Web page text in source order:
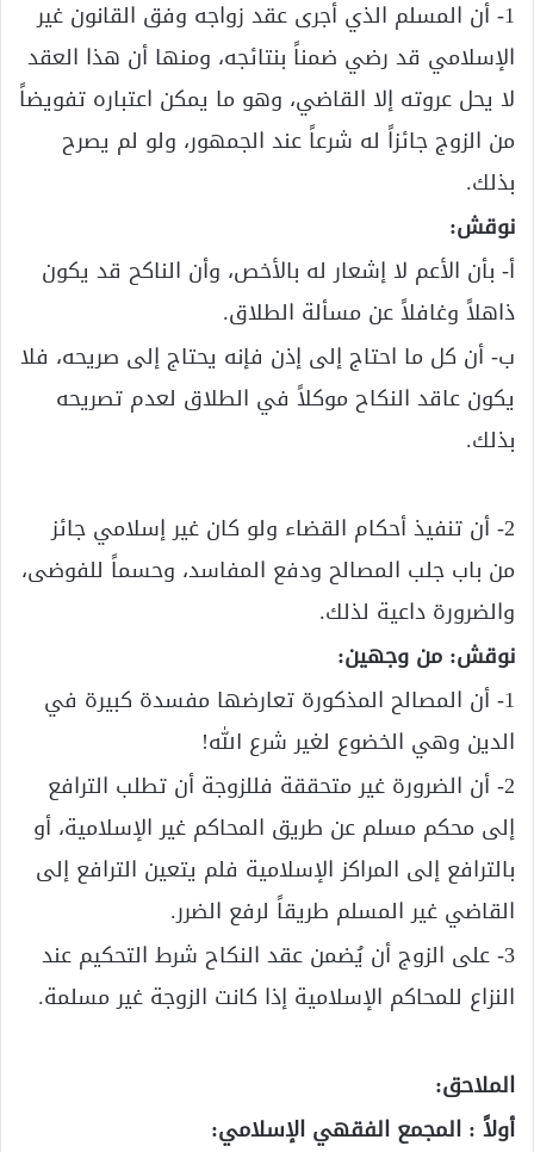
1- أن المسلم الذي أجرى عقد زواجه وفق القانون غير
الإسلامي قد رضي ضمناً بنتائجه، ومنها أن هذا العقد
لا يحل عروته إلا القاضي، وهو ما يمكن اعتباره تفويضاً
من الزوج جائزاً له شرعاً عند الجمهور، ولو لم يصرح
بذلك.
نوقش:
أ- بأن الأعم لا إشعار له بالأخص، وأن الناكح قد يكون
ذاهلاً وغافلاً عن مسألة الطلاق.
ب- أن كل ما احتاج إلى إذن فإنه يحتاج إلى صريحه، فلا
يكون عاقد النكاح موكلاً في الطلاق لعدم تصريحه
بذلك.
2- أن تنفيذ أحكام القضاء ولو كان غير إسلامي جائز
من باب جلب المصالح ودفع المفاسد، وحسماً للفوضى،
والضرورة داعية لذلك.
نوقش: من وجهين:
1- أن المصالح المذكورة تعارضها مفسدة كبيرة في
الدين وهي الخضوع لغير شرع الله!
2- أن الضرورة غير متحققة فللزوجة أن تطلب الترافع
إلى محكم مسلم عن طريق المحاكم غير الإسلامية، أو
بالترافع إلى المراكز الإسلامية فلم يتعين الترافع إلى
القاضي غير المسلم طريقاً لرفع الضرر.
3- على الزوج أن يُضمن عقد النكاح شرط التحكيم عند
النزاع للمحاكم الإسلامية إذا كانت الزوجة غير مسلمة.
الملاحق:
أولاً : المجمع الفقهي الإسلامي: